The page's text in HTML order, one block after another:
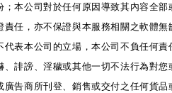
本公司對於任何原因導致其內容全部
任，亦不保證與本服務相關之軟體無
表本公司的立場，本公司不負任何
誹謗、淫穢或其他一切不法行為對您
告商所刊登、銷售或交付之任何貨